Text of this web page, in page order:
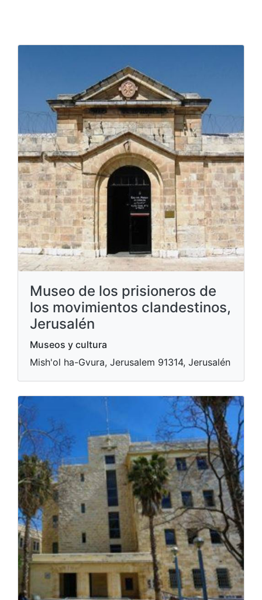
Museo de los prisioneros de
los movimientos clandestinos,
Jerusalén
Museos y cultura
Mish'ol ha-Gvura, Jerusalem 91314, Jerusalén